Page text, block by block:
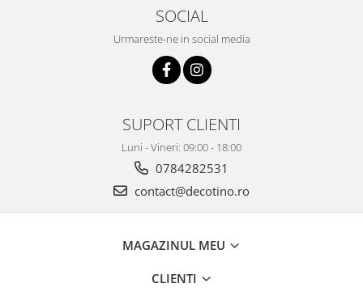
SOCIAL
Urmareste-ne in social media
SUPORT CLIENTI
Luni - Vineri: 09:00 - 18:00
0784282531
contact@decotino.ro
MAGAZINUL MEU
CLIENTI